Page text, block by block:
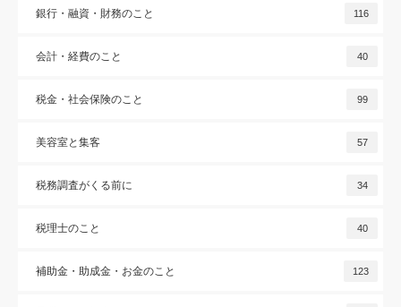
銀行・融資・財務のこと 116
会計・経費のこと 40
税金・社会保険のこと 99
美容室と集客 57
税務調査がくる前に 34
税理士のこと 40
補助金・助成金・お金のこと 123